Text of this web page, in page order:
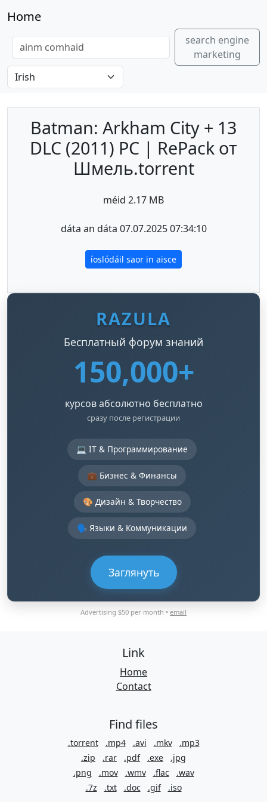
Home
search engine
marketing
Batman: Arkham City + 13
DLC (2011) PC | RePack от
Шмель.torrent
méid 2.17 MB
dáta an dáta 07.07.2025 07:34:10
íoslódáil saor in aisce
RAZULA
Бесплатный форум знаний
150,000+
курсов абсолютно бесплатно
сразу после регистрации
💻 IT & Программирование
💼 Бизнес & Финансы
🎨 Дизайн & Творчество
🗣️ Языки & Коммуникации
Заглянуть
Advertising $50 per month • email
Link
Home
Contact
Find files
.torrent .mp4 .avi .mkv
.mp3
.zip
.rar .pdf .exe
.jpg
.png
.mov .wmv .flac
.wav
.7z
.txt .doc .gif .iso